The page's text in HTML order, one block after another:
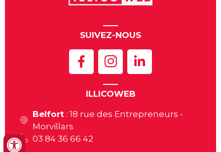
SUIVEZ-NOUS
ILLICOWEB
Belfort : 18 rue des Entrepreneurs -
Morvillars
03 84 36 66 42